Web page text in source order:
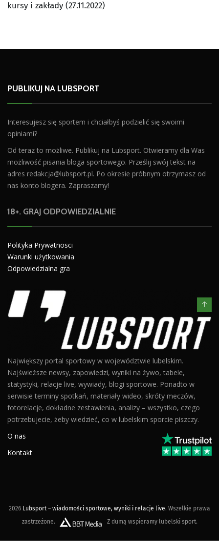
kursy i zakłady (27.11.2022)
PUBLIKUJ NA LUBSPORT
Interesujesz się sportem i chciałbyś podzielić się swoimi
opiniami?
Od teraz to możliwe. Publikuj na Lubsport. Otwieramy dla Was
możliwość pisania bloga sportowego. Prześlij swój tekst na
adres redakcja@lubsport.pl. Po okresie próbnym otrzymasz od
nas konto blogera. Zapraszamy!
18+. GRAJ ODPOWIEDZIALNIE
Polityka Prywatnosci
Warunki użytkowania
Odpowiedzialna gra
Największy portal sportowy w województwie lubelskim.
Najświeższe newsy, zapowiedzi, wyniki na żywo, tabele,
statystyki, relacje live, wywiady, blogi sportowe. Ponadto w
serwisie terminy spotkań, materiały wideo, skróty meczów,
fotorelacje, dokładne zestawienia, analizy – wszystko, czego
potrzebujecie, żeby wiedzieć, co w lubelskim sporcie piszczy.
O nas
Kontakt
2026 Lubsport – wiadomości sportowe, wyniki i relacje live. Wszelkie prawa
zastrzeżone.
Z dumą wspieramy lubelski sport.